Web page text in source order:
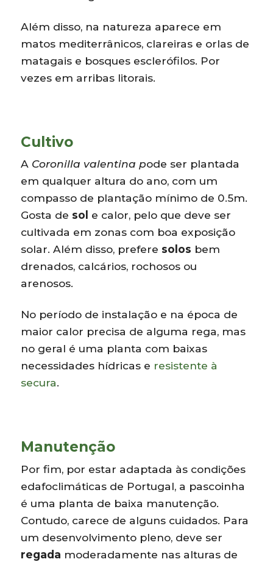
Além disso, na natureza aparece em
matos mediterrânicos, clareiras e orlas de
matagais e bosques esclerófilos. Por
vezes em arribas litorais.
Cultivo
A Coronilla valentina pode ser plantada
em qualquer altura do ano, com um
compasso de plantação mínimo de 0.5m.
Gosta de sol e calor, pelo que deve ser
cultivada em zonas com boa exposição
solar. Além disso, prefere solos bem
drenados, calcários, rochosos ou
arenosos.
No período de instalação e na época de
maior calor precisa de alguma rega, mas
no geral é uma planta com baixas
necessidades hídricas e resistente à
secura.
Manutenção
Por fim, por estar adaptada às condições
edafoclimáticas de Portugal, a pascoinha
é uma planta de baixa manutenção.
Contudo, carece de alguns cuidados. Para
um desenvolvimento pleno, deve ser
regada moderadamente nas alturas de